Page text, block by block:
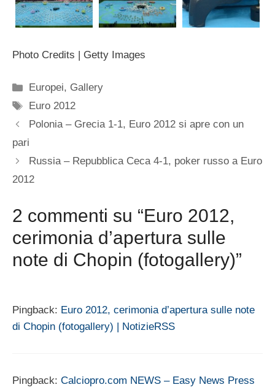
Photo Credits | Getty Images
Categorie
Europei, Gallery
Tag
Euro 2012
Polonia – Grecia 1-1, Euro 2012 si apre con un
pari
Russia – Repubblica Ceca 4-1, poker russo a Euro
2012
2 commenti su “Euro 2012,
cerimonia d’apertura sulle
note di Chopin (fotogallery)”
Pingback: Euro 2012, cerimonia d’apertura sulle note
di Chopin (fotogallery) | NotizieRSS
Pingback: Calciopro.com NEWS – Easy News Press